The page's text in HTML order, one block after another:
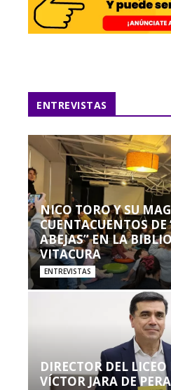
ENTREVISTAS
NICO TORO Y SU
CUENTACUENTOS
ABEJAS” EN LA
VITACURA
ENTREVISTAS
DIRECTOR DEL
VÍCTOR JARA DE